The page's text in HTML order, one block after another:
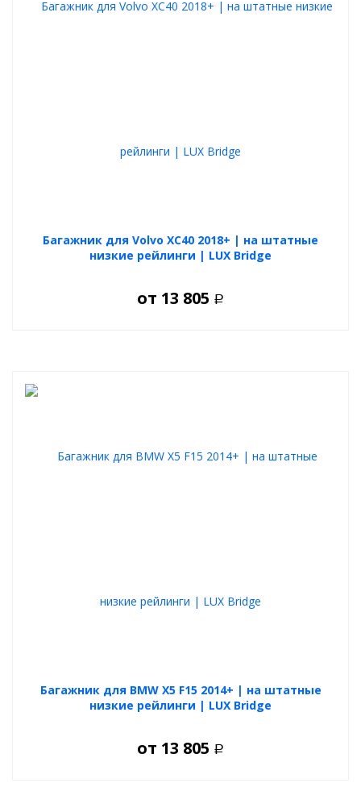
Багажник для Volvo XC40 2018+ | на штатные
низкие рейлинги | LUX Bridge
от 13 805 Р
Багажник для BMW X5 F15 2014+ | на штатные
низкие рейлинги | LUX Bridge
от 13 805 Р